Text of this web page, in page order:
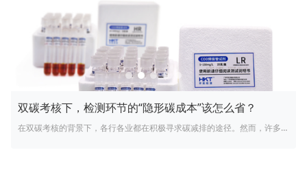
双碳考核下，检测环节的“隐形碳成本”该怎么省？
在双碳考核的背景下，各行各业都在积极寻求碳减排的途径。然而，许多人